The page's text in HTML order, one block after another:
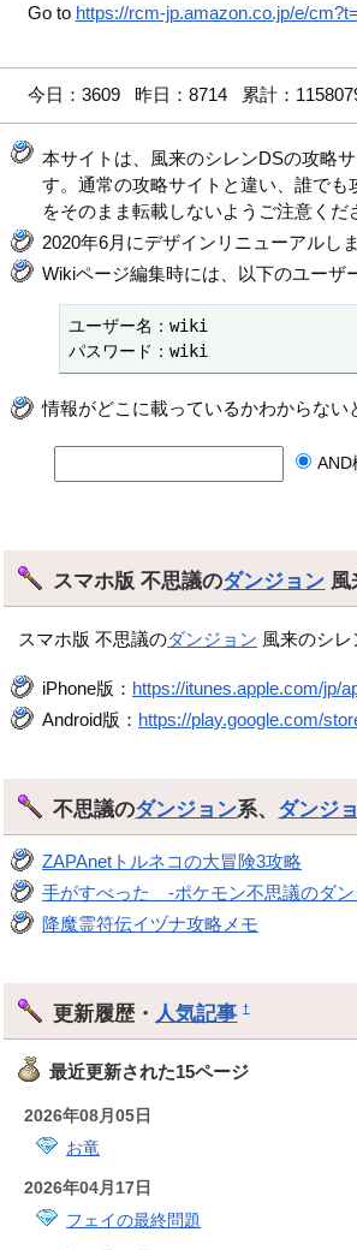
Go to https://rcm-jp.amazon.co.jp/e/
今日：3609 昨日：8714 累計：
本サイトは、風来のシレンDSの攻略
す。通常の攻略サイトと違い、誰で
をそのまま転載しないようご注意くだ
2020年6月にデザインリニューアルし
Wikiページ編集時には、以下のユーザ
ユーザー名：wiki
パスワード：wiki
情報がどこに載っているかわからない
AND
スマホ版 不思議のダンジョン
スマホ版 不思議のダンジョン 風来のシレ
iPhone版： https://itunes.apple.com/jp/
Android版： https://play.google.com/
不思議のダンジョン系、 ダンジ
ZAPAnetトルネコの大冒険3攻略
手がすべった -ポケモン不思議のダン
降魔霊符伝イヅナ攻略メモ
更新履歴・ 人気記事 †
最近更新された15ページ
2026年08月05日
お竜
2026年04月17日
フェイの最終問題